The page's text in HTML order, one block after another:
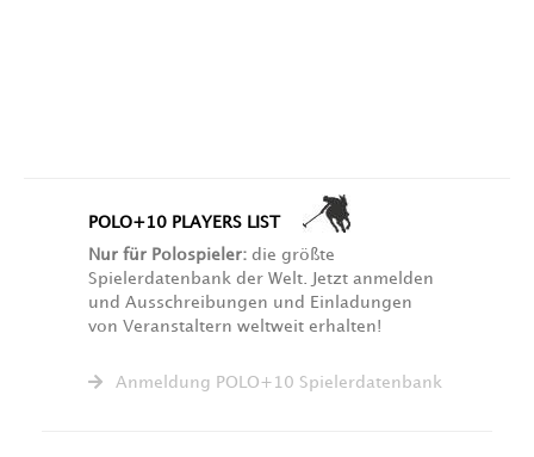
POLO+10 PLAYERS LIST
Nur für Polospieler: die größte
Spielerdatenbank der Welt. Jetzt anmelden
und Ausschreibungen und Einladungen
von Veranstaltern weltweit erhalten!
Anmeldung POLO+10 Spielerdatenbank